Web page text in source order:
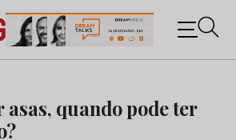
notícias sobre os negócios do
asas, quando pode ter